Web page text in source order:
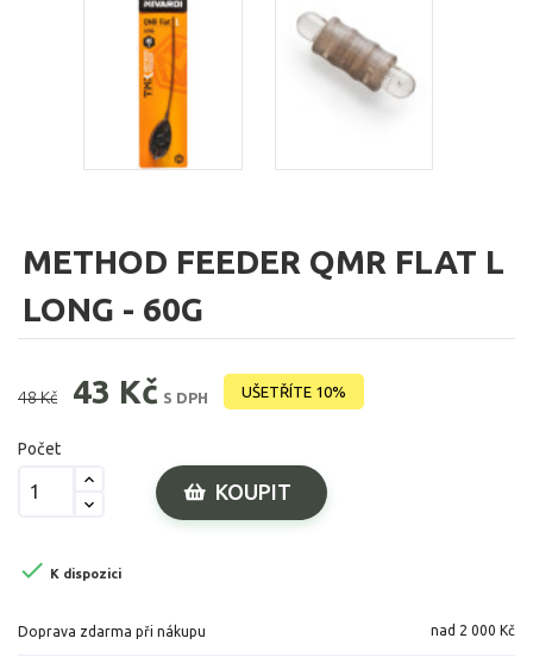
METHOD FEEDER QMR FLAT L
LONG - 60G
48 Kč 43 Kč S DPH UŠETŘÍTE 10%
Počet
KOUPIT
 K dispozici
Doprava zdarma při nákupu nad 2 000 Kč